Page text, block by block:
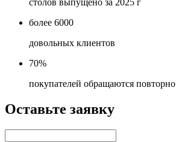
столов выпущено за 2025 г
более 6000
довольных клиентов
70%
покупателей обращаются повторно
Оставьте заявку